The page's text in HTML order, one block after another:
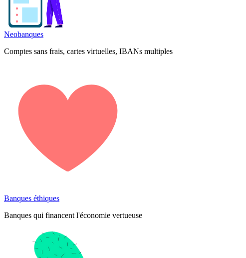
Neobanques
Comptes sans frais, cartes virtuelles, IBANs multiples
Banques éthiques
Banques qui financent l'économie vertueuse